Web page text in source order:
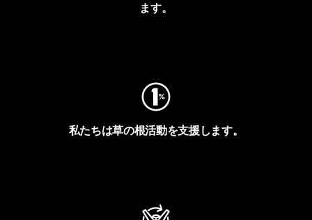
ます。
私たちは草の根活動を支援します。